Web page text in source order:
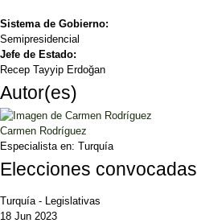
Sistema de Gobierno:
Semipresidencial
Jefe de Estado:
Recep Tayyip Erdoğan
Autor(es)
Carmen Rodríguez
Especialista en: Turquía
Elecciones convocadas
Turquía - Legislativas
18 Jun 2023